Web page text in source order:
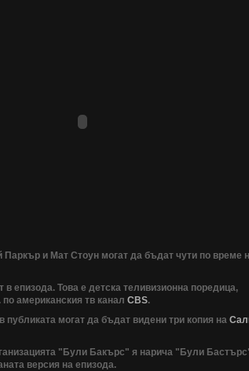
Паркър и Мат Стоун могат да бъдат чути по време
в епизода. Това е детска теливизионна поредица,
американския тв канал CBS.
публиката могат да бъдат видени три копия на
"Були Бакърс" я нарича "Були
версия на епизода.